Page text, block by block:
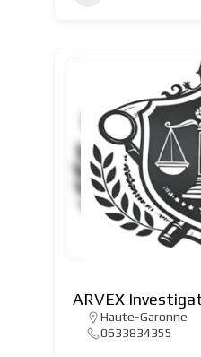
ARVEX
Haute-Garonne
0633834355